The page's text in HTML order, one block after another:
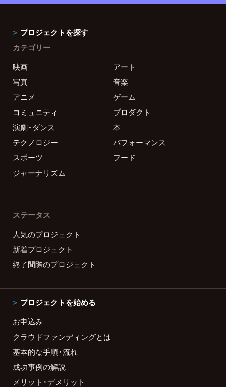
プロジェクトを探す
カテゴリー
映画
アート
写真
音楽
アニメ
ゲーム
コミュニティ
プロダクト
演劇・ダンス
本
テクノロジー
パフォーマンス
スポーツ
フード
ジャーナリズム
ステータス
人気のプロジェクト
新着プロジェクト
終了間際のプロジェクト
プロジェクトを始める
お申込み
クラウドファンディングとは
基本的な手順・流れ
成功事例の解説
メリット・デメリット